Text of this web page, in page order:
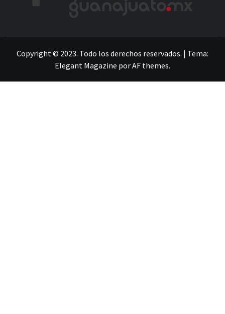
Copyright © 2023. Todo los derechos reservados. | Tema:
Elegant Magazine porAF themes.